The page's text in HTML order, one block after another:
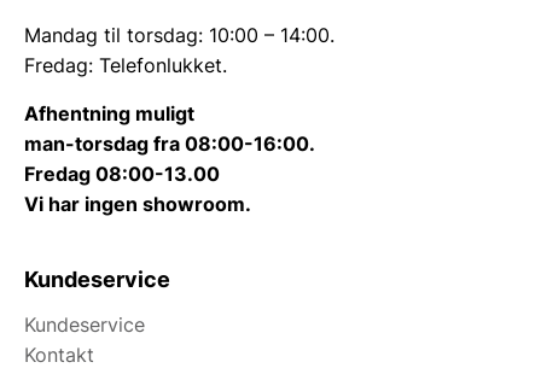
Mandag til torsdag: 10:00 – 14:00.
Fredag: Telefonlukket.
Afhentning muligt
man-torsdag fra 08:00-16:00.
Fredag 08:00-13.00
Vi har ingen showroom.
Kundeservice
Kundeservice
Kontakt